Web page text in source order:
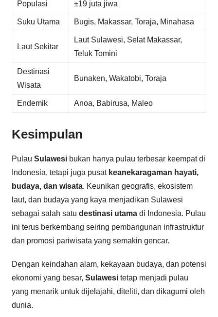
Populasi ±19 juta jiwa
Suku Utama Bugis, Makassar, Toraja, Minahasa
Laut Sekitar
Laut Sulawesi, Selat Makassar,
Teluk Tomini
Destinasi
Wisata
Bunaken, Wakatobi, Toraja
Endemik Anoa, Babirusa, Maleo
Kesimpulan
Pulau Sulawesi bukan hanya pulau terbesar keempat di
Indonesia, tetapi juga pusat keanekaragaman hayati,
budaya, dan wisata. Keunikan geografis, ekosistem
laut, dan budaya yang kaya menjadikan Sulawesi
sebagai salah satu destinasi utama di Indonesia. Pulau
ini terus berkembang seiring pembangunan infrastruktur
dan promosi pariwisata yang semakin gencar.
Dengan keindahan alam, kekayaan budaya, dan potensi
ekonomi yang besar, Sulawesi tetap menjadi pulau
yang menarik untuk dijelajahi, diteliti, dan dikagumi oleh
dunia.